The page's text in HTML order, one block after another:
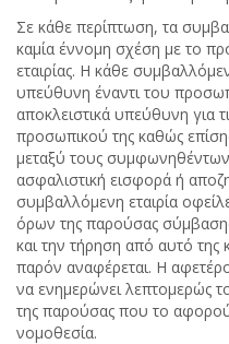
Σε κάθε περίπτωση, τα
καμία έννομη σχέση με το
εταιρίας. Η κάθε
υπεύθυνη έναντι του
αποκλειστικά υπεύθυνη για
προσωπικού της καθώς
μεταξύ τους
ασφαλιστική εισφορά ή
συμβαλλόμενη εταιρία
όρων της παρούσας
και την τήρηση από αυτό της
παρόν αναφέρεται. Η
να ενημερώνει λεπτομερώς
της παρούσας που το
νομοθεσία.